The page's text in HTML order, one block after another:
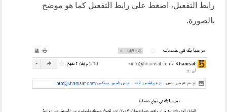
رابط التفعيل، اضغط على رابط التفعيل كما هو موضح
بالصورة.